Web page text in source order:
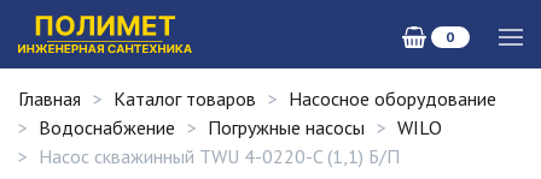
0
Главная Каталог товаров
Насосное оборудование
Водоснабжение
Погружные насосы
WILO
Насос скважинный TWU 4-0220-C (1,1) Б/П